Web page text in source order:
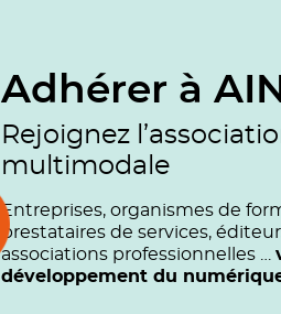
Adhérer à
Rejoignez
multimodale
Entreprises, organismes de
prestataires de services,
associations professionnelles …
développement du